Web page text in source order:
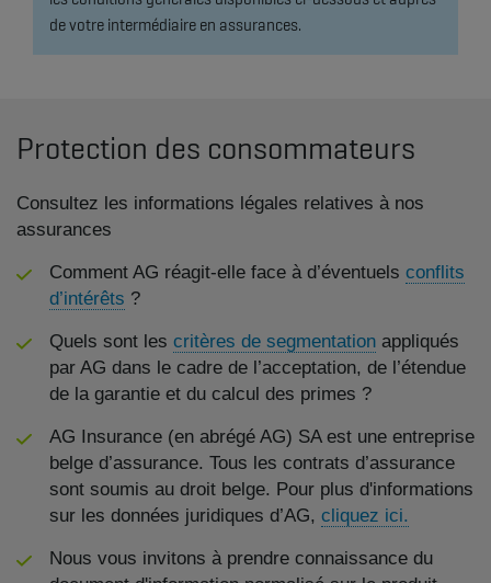
de votre intermédiaire en assurances.
Protection des consommateurs
Consultez les informations légales relatives à nos
assurances
Comment AG réagit-elle face à d’éventuels conflits
d’intérêts ?
Quels sont les critères de segmentation appliqués
par AG dans le cadre de l’acceptation, de l’étendue
de la garantie et du calcul des primes ?
AG Insurance (en abrégé AG) SA est une entreprise
belge d’assurance. Tous les contrats d’assurance
sont soumis au droit belge. Pour plus d'informations
sur les données juridiques d’AG, cliquez ici.
Nous vous invitons à prendre connaissance du